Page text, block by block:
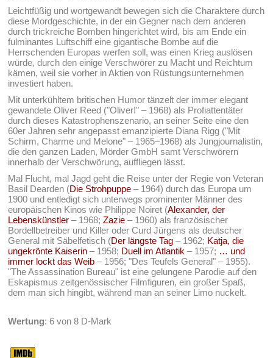
Leichtfüßig und wortgewandt bewegen sich die Charaktere durch
diese Mordgeschichte, in der ein Gegner nach dem anderen
durch trickreiche Bomben hingerichtet wird, bis am Ende ein
fulminantes Luftschiff eine gigantische Bombe auf die
Herrschenden Europas werfen soll, was einen Krieg auslösen
würde, durch den einige Verschwörer zu Macht und Reichtum
kämen, weil sie vorher in Aktien von Rüstungsunternehmen
investiert haben.
Mit unterkühltem britischen Humor tänzelt der immer elegant
gewandete Oliver Reed ("Oliver!" – 1968) als Profiattentäter
durch dieses Katastrophenszenario, an seiner Seite eine den
60er Jahren sehr angepasst emanzipierte Diana Rigg ("Mit
Schirm, Charme und Melone" – 1965–1968) als Jungjournalistin,
die den ganzen Laden, Mörder GmbH samt Verschwörern
innerhalb der Verschwörung, auffliegen lässt.
Mal Flucht, mal Jagd geht die Reise unter der Regie von Veteran
Basil Dearden (Die Strohpuppe – 1964) durch das Europa um
1900 und entledigt sich unterwegs prominenter Männer des
europäischen Kinos wie Philippe Noiret (Alexander, der
Lebenskünstler – 1968;Zazie – 1960) als französischer
Bordellbetreiber und Killer oder Curd Jürgens als deutscher
General mit Säbelfetisch (Der längste Tag – 1962; Katja, die
ungekrönte Kaiserin – 1958; Duell im Atlantik – 1957; … und
immer lockt das Weib – 1956; "Des Teufels General" – 1955).
"The Assassination Bureau" ist eine gelungene Parodie auf den
Eskapismus zeitgenössischer Filmfiguren, ein großer Spaß,
dem man sich hingibt, während man an seiner Limo nuckelt.
Wertung: 6 von 8 D-Mark